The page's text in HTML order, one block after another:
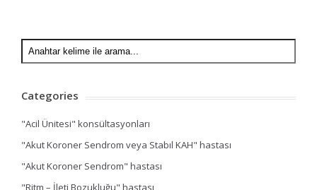
Categories
"Acil Ünitesi" konsültasyonları
"Akut Koroner Sendrom veya Stabıl KAH" hastası
"Akut Koroner Sendrom" hastası
"Ritm – İleti Bozukluğu" hastası